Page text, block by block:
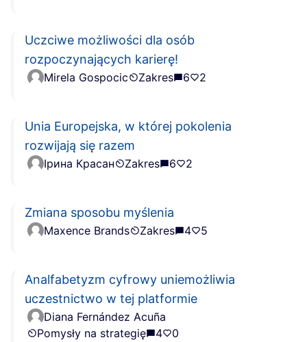
Uczciwe możliwości dla osób
rozpoczynających karierę!
Mirela Gospocic Zakres 6 2
Unia Europejska, w której pokolenia
rozwijają się razem
Ірина Красан Zakres 6 2
Zmiana sposobu myślenia
Maxence Brands Zakres 4 5
Analfabetyzm cyfrowy uniemożliwia
uczestnictwo w tej platformie
Diana Fernández Acuña
Pomysły na strategię
4 0